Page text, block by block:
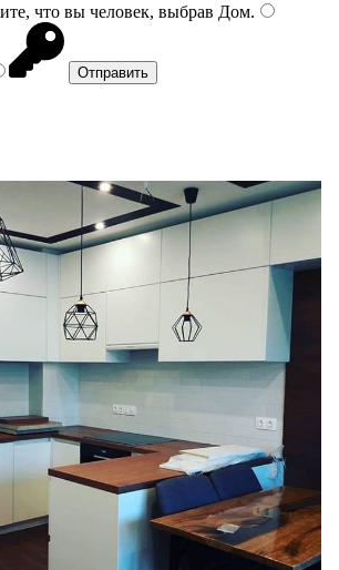
что вы человек, выбрав Дом.